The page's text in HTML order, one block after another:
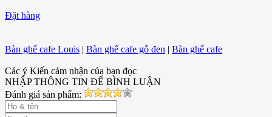
Đặt hàng
Bàn ghế cafe Louis | Bàn ghế cafe gỗ đen | Bàn ghế cafe
Các ý Kiến cảm nhận của bạn đọc
NHẬP THÔNG TIN ĐỂ BÌNH LUẬN
Đánh giá sản phẩm: